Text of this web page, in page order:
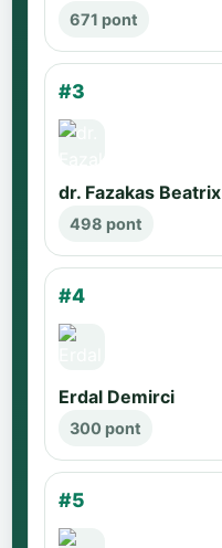
671 pont
#3
dr. Fazakas Beatrix
498 pont
#4
Erdal Demirci
300 pont
#5